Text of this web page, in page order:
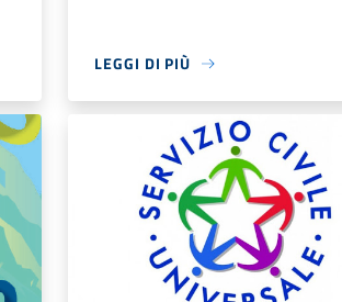
LEGGI DI PIÙ